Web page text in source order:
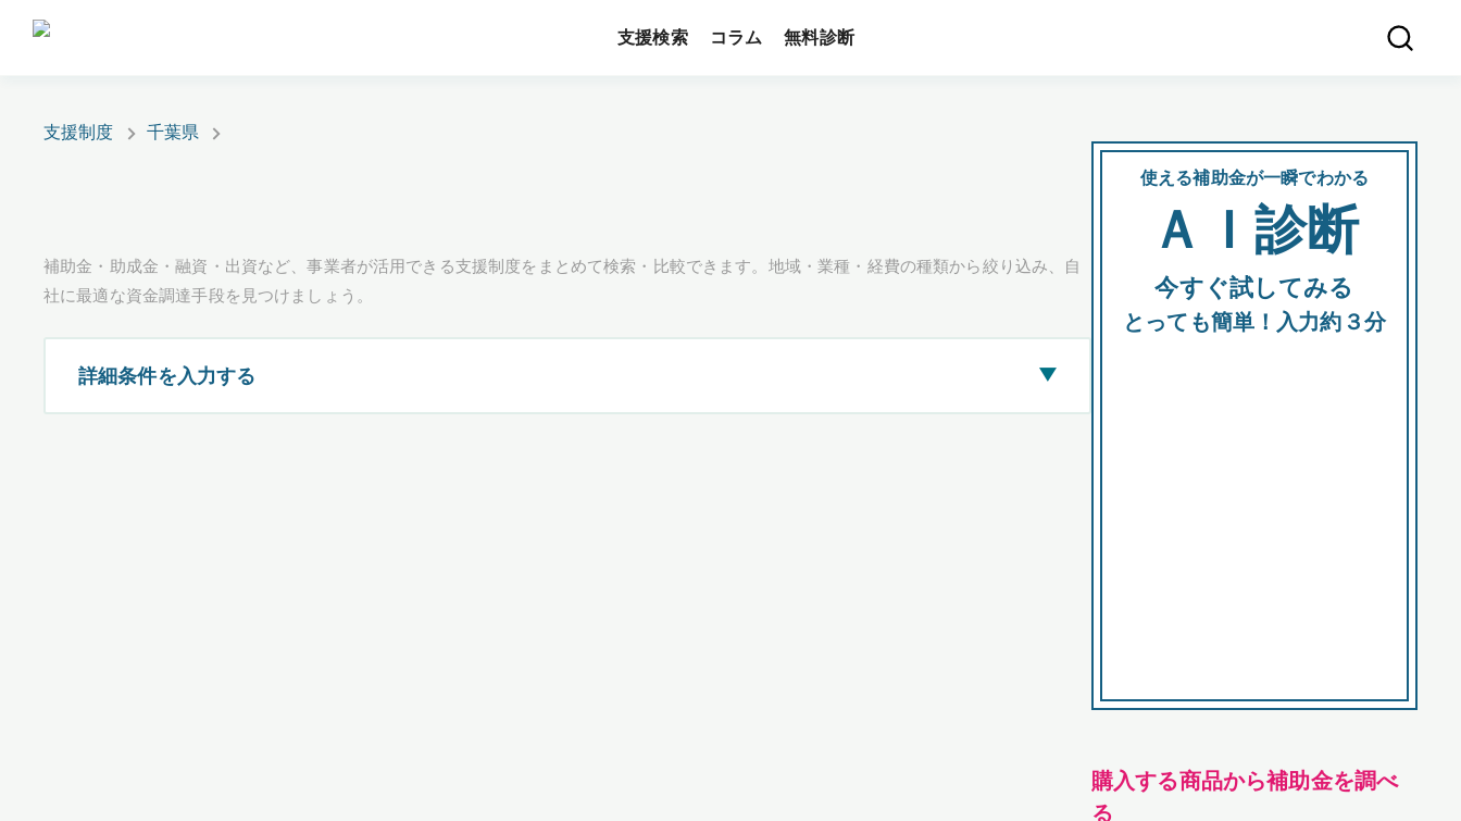
支援検索 コラム 無料診断
支援制度 千葉県
補助金・助成金・融資・出資など、事業者が活用できる支援制度をまとめて検索・比較できます。地域・業種・経費の種類から絞り込み、自
社に最適な資金調達手段を見つけましょう。
詳細条件を入力する ▶
使える補助金が一瞬でわかる
ＡＩ診断
今すぐ試してみる
とっても簡単！入力約３分
購入する商品から補助金を調べ
る